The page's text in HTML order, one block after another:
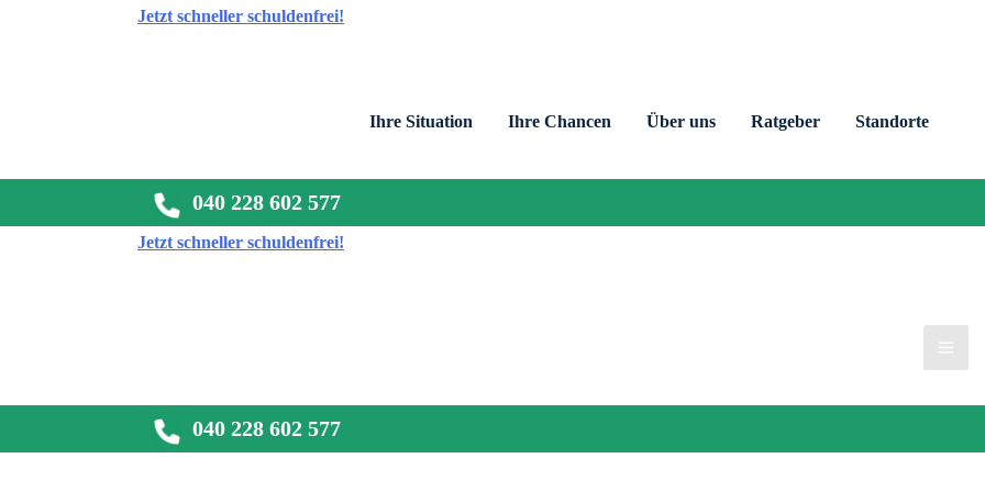
Jetzt schneller schuldenfrei!
Ihre Situation Ihre Chancen Über uns Ratgeber Standorte
040 228 602 577
Jetzt schneller schuldenfrei!
040 228 602 577